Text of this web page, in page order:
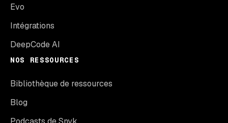
Evo
Intégrations
DeepCode AI
NOS RESSOURCES
Bibliothèque de ressources
Blog